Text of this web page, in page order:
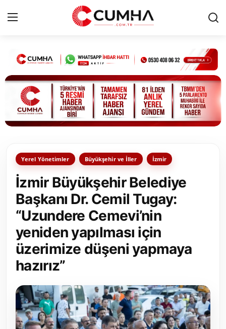
Kurumsal
Cumhurbaşkanlığı
Bakanlıklar
Siyasi Partiler
Yerel Yönetimler
Mülki İdare
Toplum ve Yaşam
Sivil Toplum Kuruluşları
Kamu Kurumları ve Üst Kurullar
Resmi Reklamlar
Yerel Yönetimler Büyükşehir ve İller İzmir
İzmir Büyükşehir Belediye
Başkanı Dr. Cemil Tugay:
“Uzundere Cemevi’nin
yeniden yapılması için
üzerimize düşeni yapmaya
hazırız”